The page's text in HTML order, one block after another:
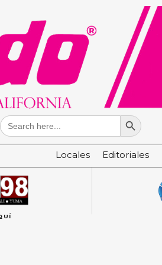
Search
for:
Search Button
Locales Editoriales